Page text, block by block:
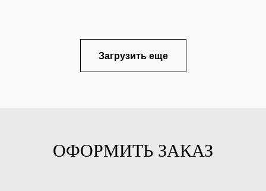
Загрузить еще
ОФОРМИТЬ ЗАКАЗ